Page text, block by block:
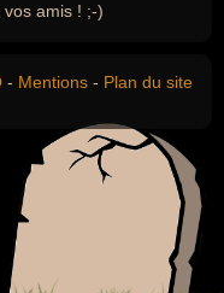
amis ! ;-)
- Mentions - Plan du site